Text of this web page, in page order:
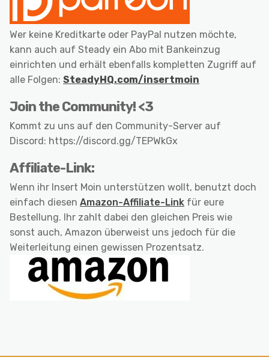
Wer keine Kreditkarte oder PayPal nutzen möchte,
kann auch auf Steady ein Abo mit Bankeinzug
einrichten und erhält ebenfalls kompletten Zugriff auf
alle Folgen: SteadyHQ.com/insertmoin
Join the Community! <3
Kommt zu uns auf den Community-Server auf
Discord: https://discord.gg/TEPWkGx
Affiliate-Link:
Wenn ihr Insert Moin unterstützen wollt, benutzt doch
einfach diesen Amazon-Affiliate-Link für eure
Bestellung. Ihr zahlt dabei den gleichen Preis wie
sonst auch, Amazon überweist uns jedoch für die
Weiterleitung einen gewissen Prozentsatz.